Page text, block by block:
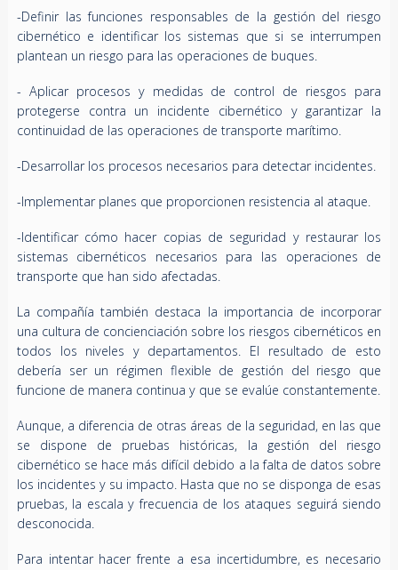
-Definir las funciones responsables de la gestión del riesgo
cibernético e identificar los sistemas que si se interrumpen
plantean un riesgo para las operaciones de buques.
- Aplicar procesos y medidas de control de riesgos para
protegerse contra un incidente cibernético y garantizar la
continuidad de las operaciones de transporte marítimo.
-Desarrollar los procesos necesarios para detectar incidentes.
-Implementar planes que proporcionen resistencia al ataque.
-Identificar cómo hacer copias de seguridad y restaurar los
sistemas cibernéticos necesarios para las operaciones de
transporte que han sido afectadas.
La compañía también destaca la importancia de incorporar
una cultura de concienciación sobre los riesgos cibernéticos en
todos los niveles y departamentos. El resultado de esto
debería ser un régimen flexible de gestión del riesgo que
funcione de manera continua y que se evalúe constantemente.
Aunque, a diferencia de otras áreas de la seguridad, en las que
se dispone de pruebas históricas, la gestión del riesgo
cibernético se hace más difícil debido a la falta de datos sobre
los incidentes y su impacto. Hasta que no se disponga de esas
pruebas, la escala y frecuencia de los ataques seguirá siendo
desconocida.
Para intentar hacer frente a esa incertidumbre, es necesario